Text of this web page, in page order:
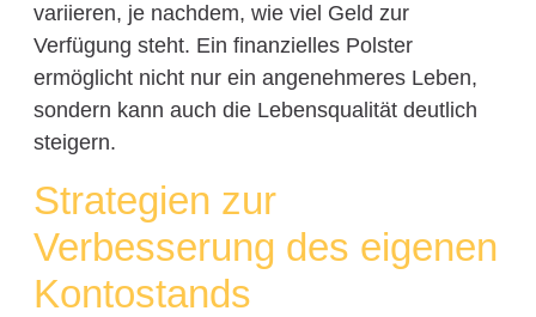
variieren, je nachdem, wie viel Geld zur
Verfügung steht. Ein finanzielles Polster
ermöglicht nicht nur ein angenehmeres Leben,
sondern kann auch die Lebensqualität deutlich
steigern.
Strategien zur
Verbesserung des eigenen
Kontostands